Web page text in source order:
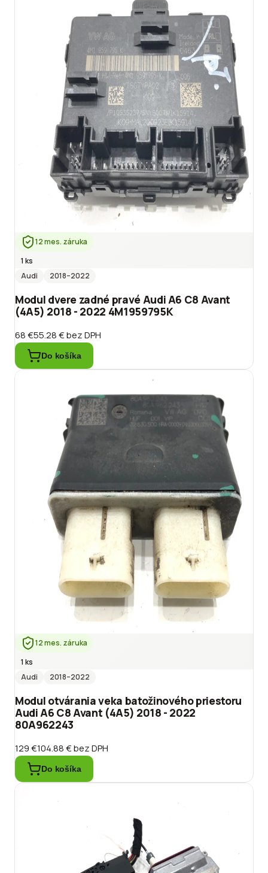
12 mes. záruka
1 ks
Audi
2018–2022
Modul dvere zadné pravé Audi A6 C8 Avant
(4A5) 2018 - 2022 4M1959795K
68 €55.28 €bez DPH
Do košíka
12 mes. záruka
1 ks
Audi
2018–2022
Modul otvárania veka batožinového priestoru
Audi A6 C8 Avant (4A5) 2018 - 2022
80A962243
129 €104.88 €bez DPH
Do košíka